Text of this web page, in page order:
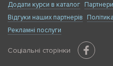
Додати курси в каталог Партнери
Відгуки наших партнерів
Рекламні послуги
Соціальні сторінки